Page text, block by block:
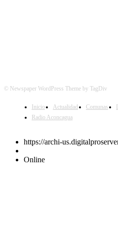
© Newspaper WordPress Theme by TagDiv
Inicio Actualidad Comunas
Radio Aconcagua
https://archi-
Online